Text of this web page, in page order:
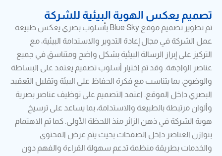
تصميم يعكس الهوية البيئية للشركة
تم تطوير تصميم موقع Blue Sky بأسلوب بصري يعكس طبيعة
عمل الشركة في مجال إعادة التدوير والاستدامة البيئية، مع
التركيز على إبراز الرسالة البيئية بشكل واضح ومتناسق في جميع
عناصر الواجهة. وقد تم اختيار أسلوب تصميم يعتمد على البساطة
والوضوح، بما يتناسب مع فكرة الحفاظ على البيئة وتقليل التعقيد
البصري داخل الموقع. اعتمد التصميم على توظيف عناصر بصرية
وألوان مرتبطة بالطبيعة والاستدامة، بما يساعد على ترسيخ
هوية الشركة في ذهن الزائر منذ اللحظة الأولى. كما تم الاهتمام
بتوازن العناصر داخل الصفحات بحيث يتم عرض المحتوى
والخدمات بطريقة منظمة تدعم سهولة القراءة والفهم دون